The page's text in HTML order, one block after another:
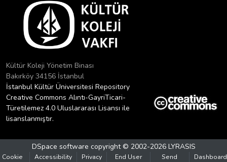
Kültür Koleji Yönetim Binası
Bakırköy 34156 İstanbul
İstanbul Kültür Üniversitesi Repository
Creative Commons Alıntı-GayriTicari-
Türetilemez 4.0 Uluslararası Lisansı ile
lisanslanmıştır.
DSpace software copyright © 2002-2026 LYRASIS
Cookie Accessibility Privacy End User Send Dashboard